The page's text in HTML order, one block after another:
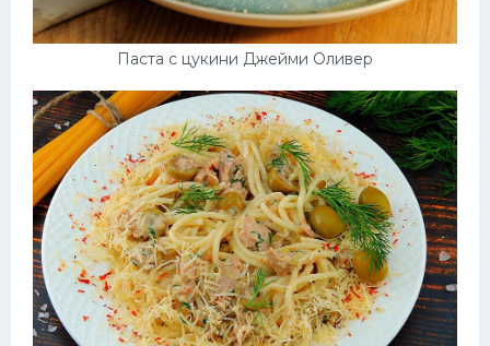
Паста с цукини Джейми Оливер